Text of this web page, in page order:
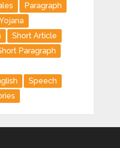
Paragraph
Short Article
Paragraph
Speech